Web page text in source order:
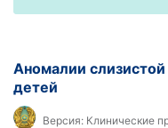
Аномалии
детей
Версия: Клинические